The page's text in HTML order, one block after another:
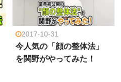
2017-10-31
今人気の「顔の整体法」
を関野がやってみた！